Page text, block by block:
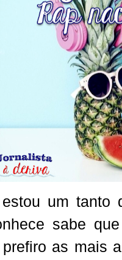
um tanto
sabe
as mais